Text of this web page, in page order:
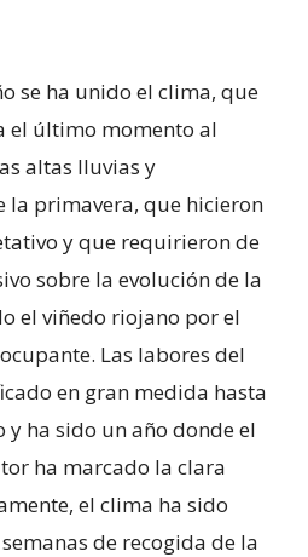
se ha unido el clima, que
el último momento al
altas lluvias y
primavera, que hicieron
y que requirieron de
sobre la evolución de la
el viñedo riojano por el
Las labores del
en gran medida hasta
y ha sido un año donde el
ha marcado la clara
el clima ha sido
de recogida de la